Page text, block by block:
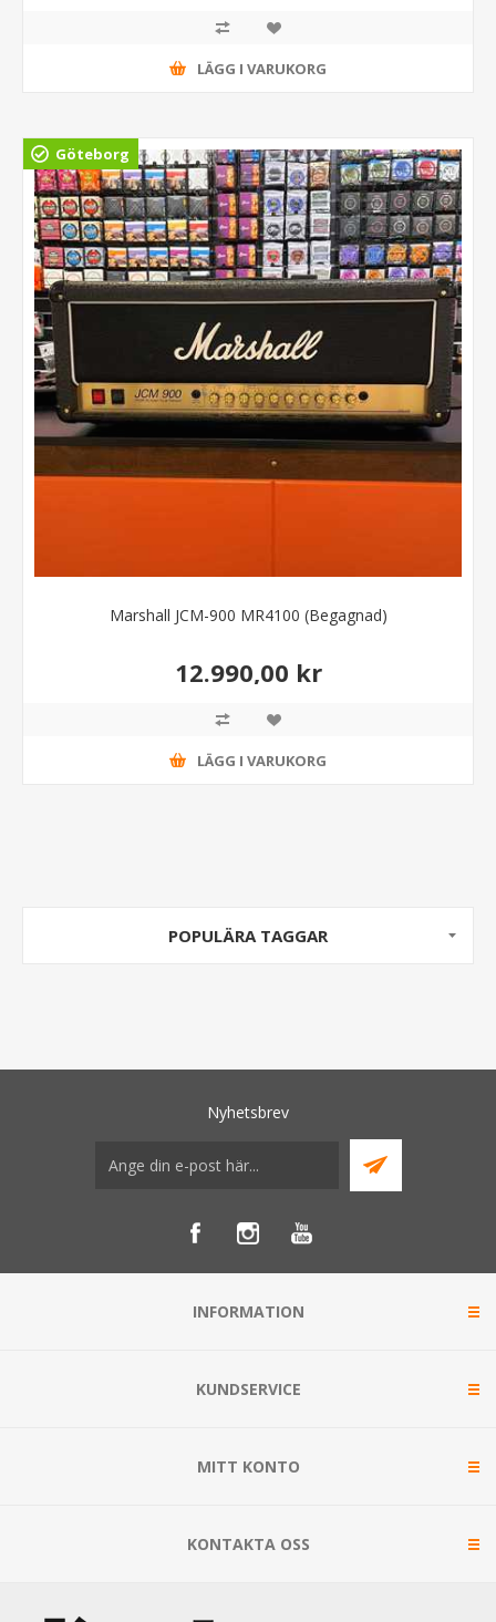
LÄGG I VARUKORG
Göteborg
Marshall JCM-900 MR4100 (Begagnad)
12.990,00 kr
LÄGG I VARUKORG
POPULÄRA TAGGAR
Nyhetsbrev
INFORMATION
KUNDSERVICE
MITT KONTO
KONTAKTA OSS